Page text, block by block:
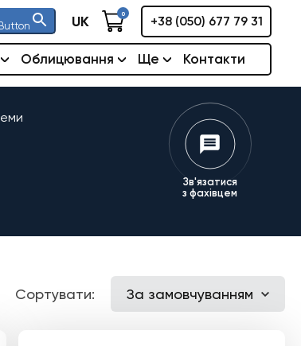
UK 0
+38 (050) 677 79 31
Облицювання Ще Контакти
Зв'язатися
з фахівцем
Сортувати: За замовчуванням